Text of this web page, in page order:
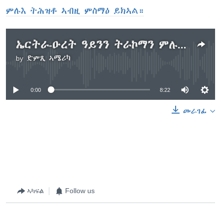
ምሉእ ትሕዝቶ ኣብዚ ምስማዕ ይክኣል።
ኤርትራ-ዑረት ዓይንን ትራኮማን ምሉእ ብምሉእ ንምውጋድ ይስራሕ ከምዘሎ ተገሊጹ
by ድምጺ ኣሜሪካ
No media source currently available
0:00 8:22
መራገፊ
ኣካፍል Follow us